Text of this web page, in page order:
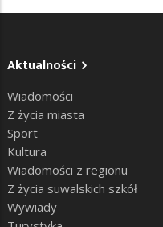
Aktualności
Wiadomości
Z życia miasta
Sport
Kultura
Wiadomości z regionu
Z życia suwalskich szkół
Wywiady